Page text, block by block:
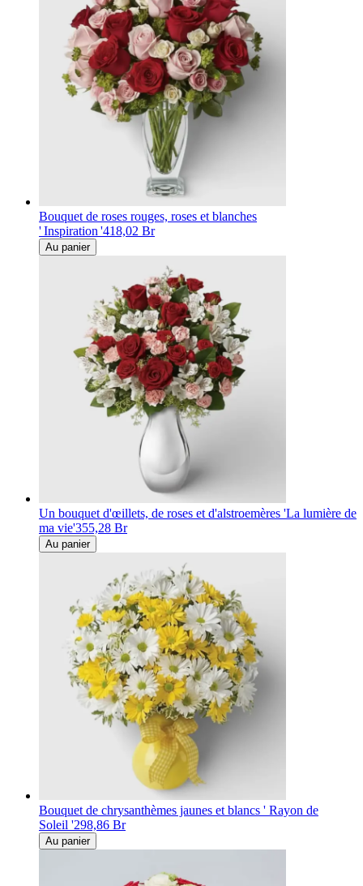
Bouquet de roses rouges, roses et blanches
' Inspiration '418,02 Br
Au panier
Un bouquet d'œillets, de roses et d'alstroemères 'La lumière de
ma vie'355,28 Br
Au panier
Bouquet de chrysanthèmes jaunes et blancs ' Rayon de
Soleil '298,86 Br
Au panier